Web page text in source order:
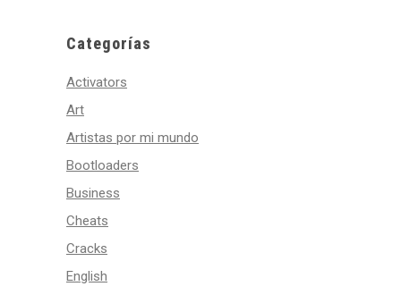
Categorías
Activators
Art
Artistas por mi mundo
Bootloaders
Business
Cheats
Cracks
English